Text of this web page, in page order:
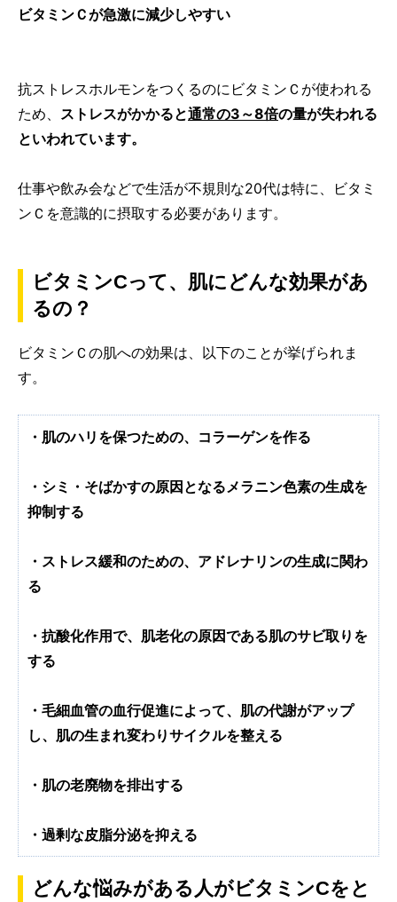
ビタミンＣが急激に減少しやすい
抗ストレスホルモンをつくるのにビタミンＣが使われる
ため、 ストレスがかかると通常の3～8倍の量が失われる
といわれています。
仕事や飲み会などで生活が不規則な20代は特に、ビタミ
ンＣを意識的に摂取する必要があります。
ビタミンCって、肌にどんな効果があ
るの？
ビタミンＣの肌への効果は、以下のことが挙げられま
す。
・肌のハリを保つための、コラーゲンを作る
・シミ・そばかすの原因となるメラニン色素の生成を
抑制する
・ストレス緩和のための、アドレナリンの生成に関わ
る
・抗酸化作用で、肌老化の原因である肌のサビ取りを
する
・毛細血管の血行促進によって、肌の代謝がアップ
し、肌の生まれ変わりサイクルを整える
・肌の老廃物を排出する
・過剰な皮脂分泌を抑える
どんな悩みがある人がビタミンCをと